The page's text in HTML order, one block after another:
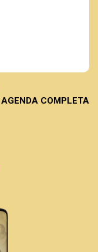
AGENDA COMPLETA